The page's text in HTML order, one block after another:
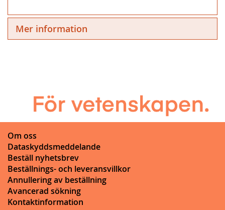
Mer information
Om oss
Dataskyddsmeddelande
Beställ nyhetsbrev
Beställnings- och leveransvillkor
Annullering av beställning
Avancerad sökning
Kontaktinformation